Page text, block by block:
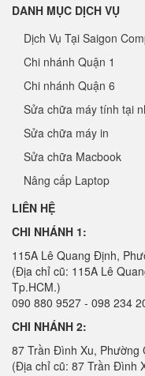
DANH MỤC DỊCH VỤ
Dịch Vụ Tại Saigon
Chi nhánh Quận 1
Chi nhánh Quận 6
Sửa chữa máy tính tại
Sửa chữa máy in
Sửa chữa Macbook
Nâng cấp Laptop
LIÊN HỆ
CHI NHÁNH 1:
115A Lê Quang Định,
(Địa chỉ cũ: 115A Lê
Tp.HCM.)
090 880 9527 - 098 234
CHI NHÁNH 2:
87 Trần Đình Xu, Phường
(Địa chỉ cũ: 87 Trần Đình